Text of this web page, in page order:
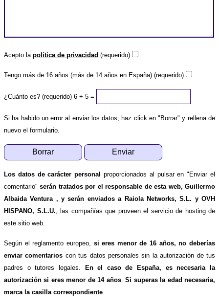
Acepto la política de privacidad (requerido)
Tengo más de 16 años (más de 14 años en España) (requerido)
¿Cuánto es? (requerido) 6 + 5 =
Si ha habido un error al enviar los datos, haz click en "Borrar" y rellena de
nuevo el formulario.
Los datos de carácter personal
proporcionados al pulsar en "Enviar el
comentario"serán tratados por el responsable de esta web, Guillermo
Albaida Ventura , y serán enviados a Raiola Networks, S.L. y OVH
HISPANO, S.L.U. , las compañías que proveen el servicio de hosting de
este sitio web.
Según el reglamento europeo, si eres menor de 16 años, no deberías
enviar comentarios con tus datos personales sin la autorización de tus
padres o tutores legales.
En el caso de España, es necesaria la
autorización si eres menor de 14 años.Si superas la edad necesaria,
marca la casilla correspondiente